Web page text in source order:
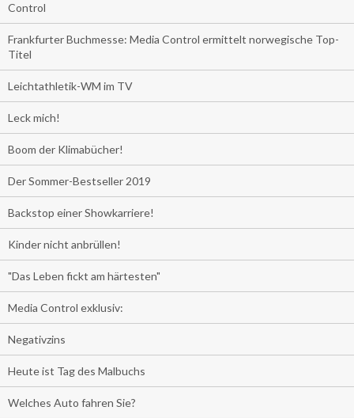
Control
Frankfurter Buchmesse: Media Control ermittelt norwegische Top-
Titel
Leichtathletik-WM im TV
Leck mich!
Boom der Klimabücher!
Der Sommer-Bestseller 2019
Backstop einer Showkarriere!
Kinder nicht anbrüllen!
"Das Leben fickt am härtesten"
Media Control exklusiv:
Negativzins
Heute ist Tag des Malbuchs
Welches Auto fahren Sie?